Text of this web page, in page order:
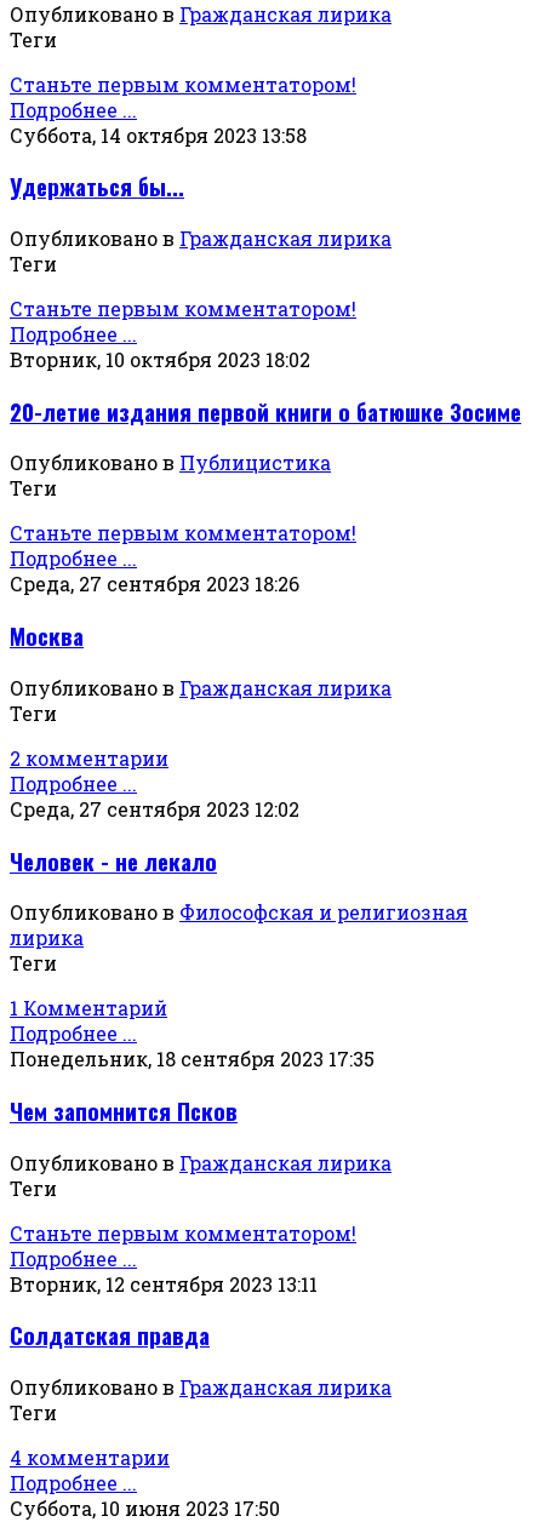
Опубликовано в Гражданская лирика
Теги
Станьте первым комментатором!
Подробнее ...
Суббота, 14 октября 2023 13:58
Удержаться бы...
Опубликовано в Гражданская лирика
Теги
Станьте первым комментатором!
Подробнее ...
Вторник, 10 октября 2023 18:02
20-летие издания первой книги о батюшке Зосиме
Опубликовано в Публицистика
Теги
Станьте первым комментатором!
Подробнее ...
Среда, 27 сентября 2023 18:26
Москва
Опубликовано в Гражданская лирика
Теги
2 комментарии
Подробнее ...
Среда, 27 сентября 2023 12:02
Человек - не лекало
Опубликовано в Философская и религиозная
лирика
Теги
1 Комментарий
Подробнее ...
Понедельник, 18 сентября 2023 17:35
Чем запомнится Псков
Опубликовано в Гражданская лирика
Теги
Станьте первым комментатором!
Подробнее ...
Вторник, 12 сентября 2023 13:11
Солдатская правда
Опубликовано в Гражданская лирика
Теги
4 комментарии
Подробнее ...
Суббота, 10 июня 2023 17:50